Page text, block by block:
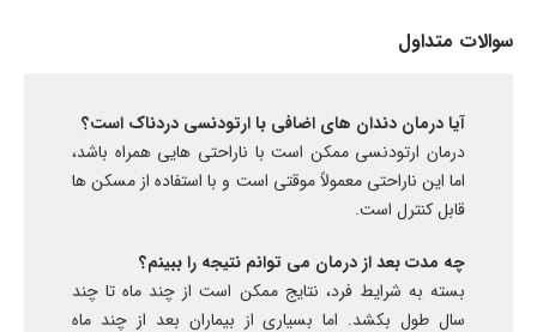
سوالات متداول
آیا درمان دندان های اضافی با ارتودنسی دردناک است؟
درمان ارتودنسی ممکن است با ناراحتی هایی همراه باشد،
اما این ناراحتی معمولاً موقتی است و با استفاده از مسکن ها
قابل کنترل است.
چه مدت بعد از درمان می توانم نتیجه را ببینم؟
بسته به شرایط فرد، نتایج ممکن است از چند ماه تا چند
سال طول بکشد. اما بسیاری از بیماران بعد از چند ماه